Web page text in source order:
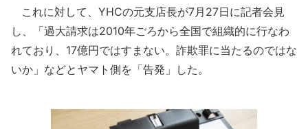
これに対して、YHCの元支店長が7月27日に記者会見
し、「過大請求は2010年ごろから全国で組織的に行なわ
れており、17億円ではすまない。詐欺罪に当たるのではな
いか」などとヤマト側を「告発」した。